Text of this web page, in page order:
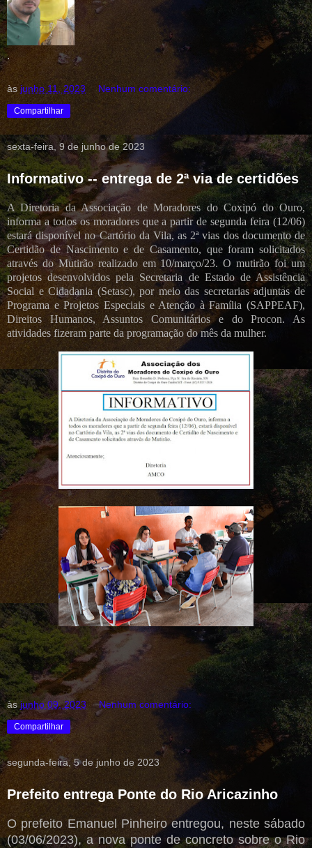
.
às junho 11, 2023 Nenhum comentário:
Compartilhar
sexta-feira, 9 de junho de 2023
Informativo -- entrega de 2ª via de certidões
A Diretoria da Associação de Moradores do Coxipó do Ouro,
informa a todos os moradores que a partir de segunda feira (12/06)
estará disponível no Cartório da Vila, as 2ª vias dos documento de
Certidão de Nascimento e de Casamento, que foram solicitados
através do Mutirão realizado em 10/março/23. O mutirão foi um
projetos desenvolvidos pela Secretaria de Estado de Assistência
Social e Cidadania (Setasc), por meio das secretarias adjuntas de
Programa e Projetos Especiais e Atenção à Família (SAPPEAF),
Direitos Humanos, Assuntos Comunitários e do Procon. As
atividades fizeram parte da programação do mês da mulher.
àsjunho 09, 2023 Nenhum comentário:
Compartilhar
segunda-feira, 5 de junho de 2023
Prefeito entrega Ponte do Rio Aricazinho
O prefeito Emanuel Pinheiro entregou, neste sábado
(03/06/2023), a nova ponte de concreto sobre o Rio